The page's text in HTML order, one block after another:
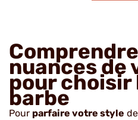
nuances de
pour choisir
barbe
Pour parfaire votre style de